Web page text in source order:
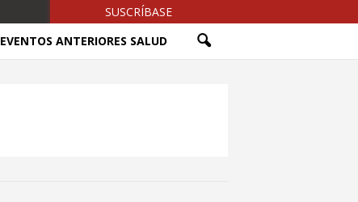
SUSCRÍBASE
EVENTOS ANTERIORES SALUD